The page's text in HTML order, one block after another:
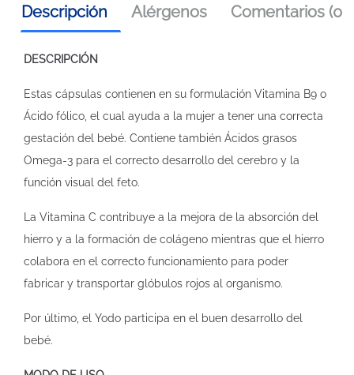
Descripción Alérgenos Comentarios (0)
DESCRIPCIÓN
Estas cápsulas contienen en su formulación Vitamina B9 o
Ácido fólico, el cual ayuda a la mujer a tener una correcta
gestación del bebé. Contiene también Ácidos grasos
Omega-3 para el correcto desarrollo del cerebro y la
función visual del feto.
La Vitamina C contribuye a la mejora de la absorción del
hierro y a la formación de colágeno mientras que el hierro
colabora en el correcto funcionamiento para poder
fabricar y transportar glóbulos rojos al organismo.
Por último, el Yodo participa en el buen desarrollo del
bebé.